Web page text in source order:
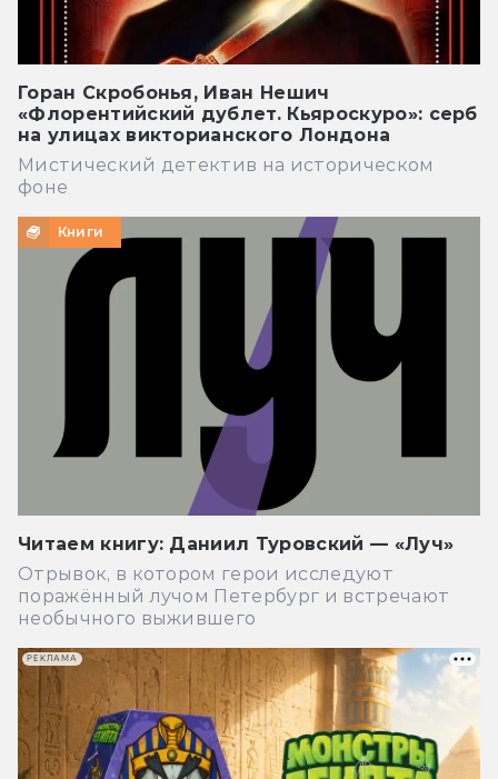
Горан Скробонья, Иван Нешич
«Флорентийский дублет. Кьяроскуро»: серб
на улицах викторианского Лондона
Мистический детектив на историческом
фоне
Книги
Читаем книгу: Даниил Туровский — «Луч»
Отрывок, в котором герои исследуют
поражённый лучом Петербург и встречают
необычного выжившего
РЕКЛАМА